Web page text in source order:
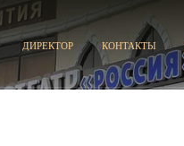
ДИРЕКТОР КОНТАКТЫ